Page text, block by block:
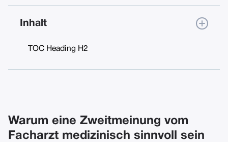
Inhalt
TOC Heading H2
Warum eine Zweitmeinung vom
Facharzt medizinisch sinnvoll sein